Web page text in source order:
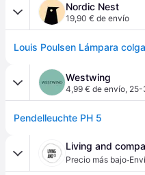
Nordic Nest
19,90 € de envío
Westwing
4,99 € de envío, 25-
Pendelleuchte PH 5
Living and
Precio más bajo·